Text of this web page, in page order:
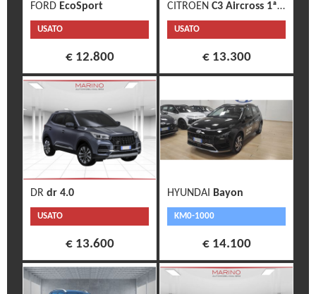
FORD EcoSport
USATO
€ 12.800
CITROEN C3 Aircross 1ª s.
USATO
€ 13.300
DR dr 4.0
USATO
€ 13.600
HYUNDAI Bayon
KM0-1000
€ 14.100